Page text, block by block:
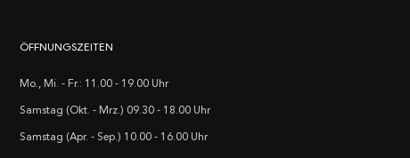
ÖFFNUNGSZEITEN
Mo., Mi. - Fr.: 11.00 - 19.00 Uhr
Samstag (Okt. - Mrz.) 09.30 - 18.00 Uhr
Samstag (Apr. - Sep.) 10.00 - 16.00 Uhr